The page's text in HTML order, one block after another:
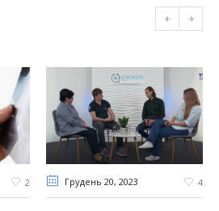
2 Грудень 20, 2023 4